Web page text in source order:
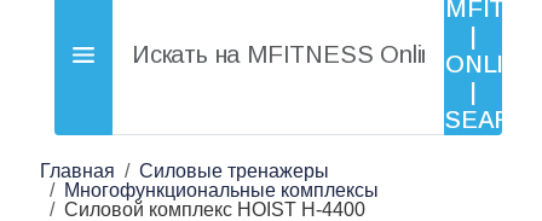
Главная
Силовые тренажеры
Многофункциональные комплексы
Силовой комплекс HOIST H-4400